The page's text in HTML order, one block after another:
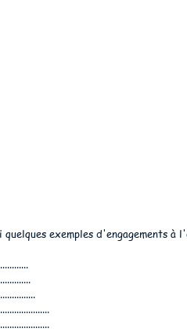
quelques exemples d'engagements à